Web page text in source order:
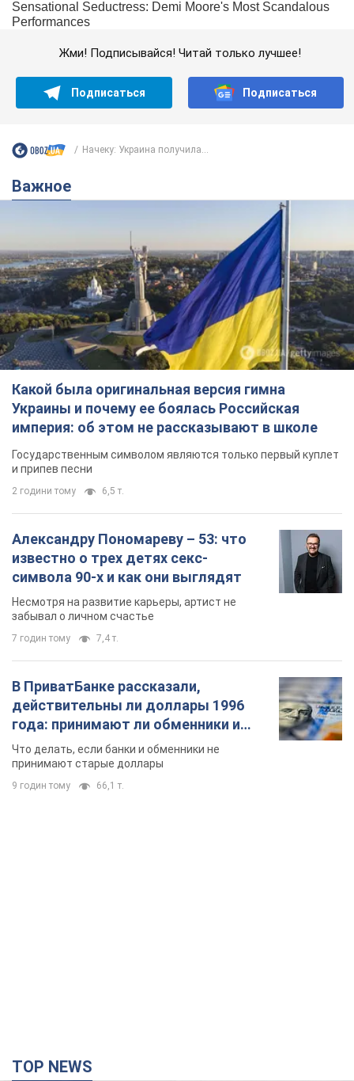
Жми! Подписывайся! Читай только лучшее!
Подписаться Подписаться
Начеку: Украина получила...
Важное
Какой была оригинальная версия гимна
Украины и почему ее боялась Российская
империя: об этом не рассказывают в школе
Государственным символом являются только первый куплет
и припев песни
2 години тому 6,5 т.
Александру Пономареву – 53: что
известно о трех детях секс-
символа 90-х и как они выглядят
Несмотря на развитие карьеры, артист не
забывал о личном счастье
7 годин тому 7,4 т.
В ПриватБанке рассказали,
действительны ли доллары 1996
года: принимают ли обменники и
банки такие купюры
Что делать, если банки и обменники не
принимают старые доллары
9 годин тому 66,1 т.
TOP NEWS